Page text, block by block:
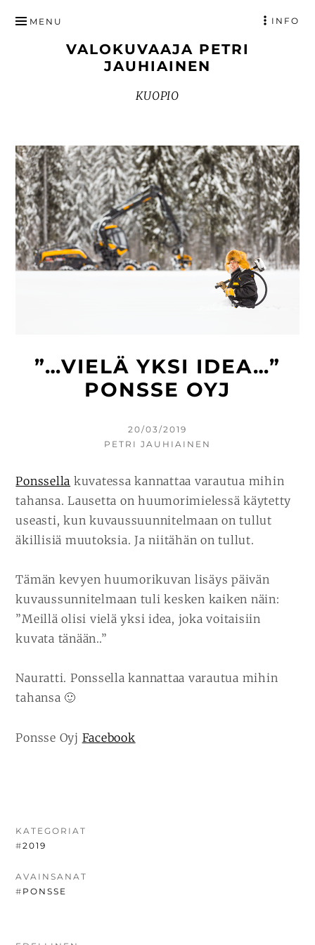
SISÄLTÖÖN
VALOKUVAAJA PETRI
JAUHIAINEN
KUOPIO
MENU INFO
”…VIELÄ YKSI IDEA…”
PONSSE OYJ
KIRJOITETTU
20/03/2019
KIRJOITTAJA
PETRI JAUHIAINEN
Ponssella kuvatessa kannattaa varautua mihin
tahansa. Lausetta on huumorimielessä käytetty
useasti, kun kuvaussuunnitelmaan on tullut
äkillisiä muutoksia. Ja niitähän on tullut.
Tämän kevyen huumorikuvan lisäys päivän
kuvaussunnitelmaan tuli kesken kaiken näin:
”Meillä olisi vielä yksi idea, joka voitaisiin
kuvata tänään..”
Nauratti. Ponssella kannattaa varautua mihin
tahansa 🙂
Ponsse Oyj Facebook
KATEGORIAT
#2019
AVAINSANAT
# PONSSE